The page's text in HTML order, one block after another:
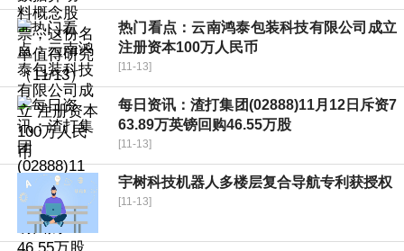
热门看点：云南鸿泰包装科技有限公司成立
注册资本100万人民币
[11-13]
每日资讯：渣打集团(02888)11月12日斥资7
63.89万英镑回购46.55万股
[11-13]
宇树科技机器人多楼层复合导航专利获授权
[11-13]